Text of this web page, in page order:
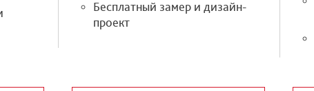
Бесплатный замер и дизайн-
проект